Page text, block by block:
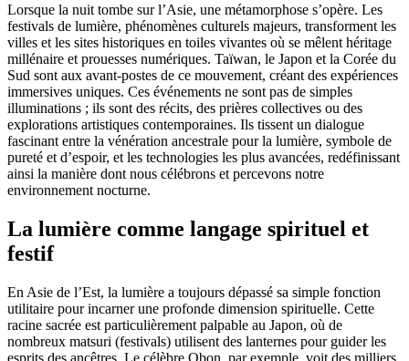
Lorsque la nuit tombe sur l’Asie, une métamorphose s’opère. Les
festivals de lumière, phénomènes culturels majeurs, transforment les
villes et les sites historiques en toiles vivantes où se mêlent héritage
millénaire et prouesses numériques. Taïwan, le Japon et la Corée du
Sud sont aux avant-postes de ce mouvement, créant des expériences
immersives uniques. Ces événements ne sont pas de simples
illuminations ; ils sont des récits, des prières collectives ou des
explorations artistiques contemporaines. Ils tissent un dialogue
fascinant entre la vénération ancestrale pour la lumière, symbole de
pureté et d’espoir, et les technologies les plus avancées, redéfinissant
ainsi la manière dont nous célébrons et percevons notre
environnement nocturne.
La lumière comme langage spirituel et
festif
En Asie de l’Est, la lumière a toujours dépassé sa simple fonction
utilitaire pour incarner une profonde dimension spirituelle. Cette
racine sacrée est particulièrement palpable au Japon, où de
nombreux matsuri (festivals) utilisent des lanternes pour guider les
esprits des ancêtres. Le célèbre Obon, par exemple, voit des milliers